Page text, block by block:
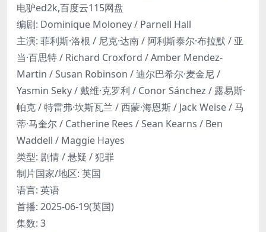
电驴ed2k,百度云115网盘
编剧: Dominique Moloney / Parnell Hall
主演: 菲利斯·洛根 / 尼克·达南 / 阿利斯泰尔·布拉默 / 亚
当·百思特 / Richard Croxford / Amber Mendez-
Martin / Susan Robinson / 迪尔巴希尔·麦金尼 /
Yasmin Seky / 戴维·克罗利 / Conor Sánchez / 露易斯·
帕克 / 特雷弗·坎斯瓦兰 / 西蒙·海恩斯 / Jack Weise / 马
蒂·马奎尔 / Catherine Rees / Sean Kearns / Ben
Waddell / Maggie Hayes
类型: 剧情 / 悬疑 / 犯罪
制片国家/地区: 英国
语言: 英语
首播: 2025-06-19(英国)
集数: 3